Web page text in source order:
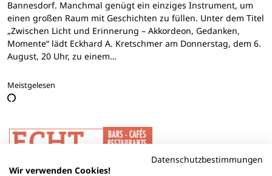
Bannesdorf. Manchmal genügt ein einziges Instrument, um
einen großen Raum mit Geschichten zu füllen. Unter dem Titel
„Zwischen Licht und Erinnerung – Akkordeon, Gedanken,
Momente“ lädt Eckhard A. Kretschmer am Donnerstag, dem 6.
August, 20 Uhr, zu einem…
Meistgelesen
Datenschutzbestimmungen
Wir verwenden Cookies!